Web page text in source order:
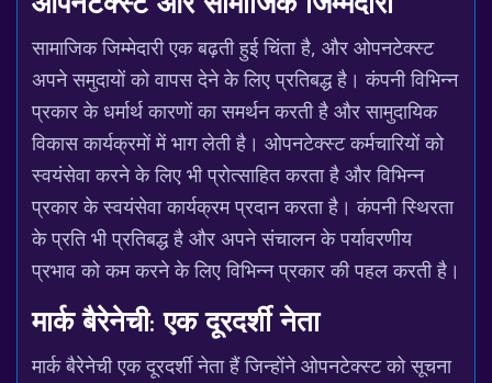
ओपनटेक्स्ट और सामाजिक जिम्मेदारी
सामाजिक जिम्मेदारी एक बढ़ती हुई चिंता है, और ओपनटेक्स्ट
अपने समुदायों को वापस देने के लिए प्रतिबद्ध है। कंपनी विभिन्न
प्रकार के धर्मार्थ कारणों का समर्थन करती है और सामुदायिक
विकास कार्यक्रमों में भाग लेती है। ओपनटेक्स्ट कर्मचारियों को
स्वयंसेवा करने के लिए भी प्रोत्साहित करता है और विभिन्न
प्रकार के स्वयंसेवा कार्यक्रम प्रदान करता है। कंपनी स्थिरता
के प्रति भी प्रतिबद्ध है और अपने संचालन के पर्यावरणीय
प्रभाव को कम करने के लिए विभिन्न प्रकार की पहल करती है।
मार्क बैरेनेची: एक दूरदर्शी नेता
मार्क बैरेनेची एक दूरदर्शी नेता हैं जिन्होंने ओपनटेक्स्ट को सूचना